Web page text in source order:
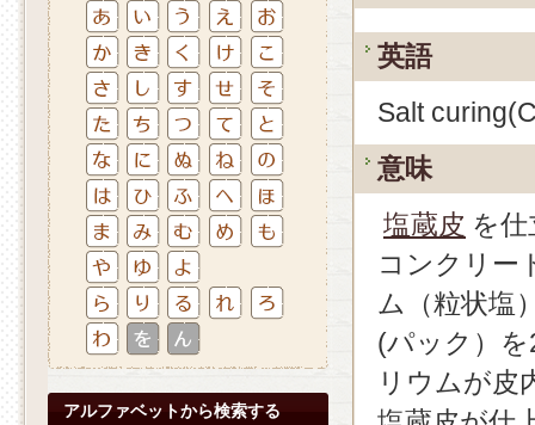
アルファベットから検索する
英語
Salt
意味
塩蔵皮 を
コンクリー
ム（粒状塩
(パック）
リウムが皮